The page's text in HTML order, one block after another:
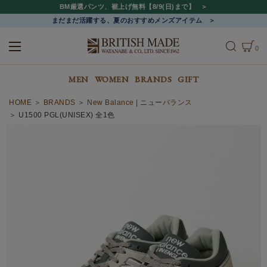
BM厳選パンツ、裾上げ無料【8/9(日)まで】
まだまだ活躍する、夏のおすすめメンズアイテム
0
MEN WOMEN BRANDS GIFT
HOME BRANDS
New Balance | ニューバランス
U1500 PGL(UNISEX) 全1色